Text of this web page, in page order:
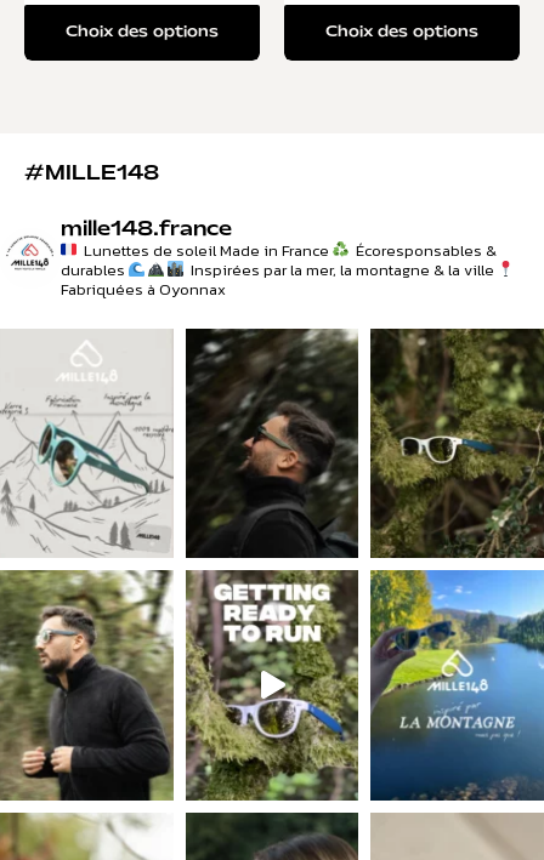
Choix des options Choix des options
#MILLE148
mille148.france
Lunettes de soleil Made in France
Écoresponsables &
durables
Inspirées par la mer, la montagne & la ville
Fabriquées à Oyonnax